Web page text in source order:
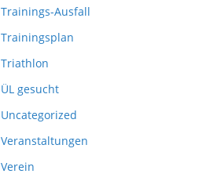
Trainings-Ausfall
Trainingsplan
Triathlon
ÜL gesucht
Uncategorized
Veranstaltungen
Verein